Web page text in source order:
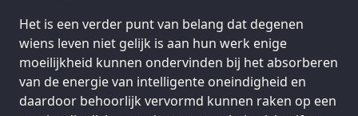
Het is een verder punt van belang dat degenen
wiens leven niet gelijk is aan hun werk enige
moeilijkheid kunnen ondervinden bij het absorberen
van de energie van intelligente oneindigheid en
daardoor behoorlijk vervormd kunnen raken op een